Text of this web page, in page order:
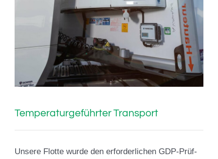
Temperaturgeführter Transport
Unsere Flotte wurde den erforderlichen GDP-Prüf-